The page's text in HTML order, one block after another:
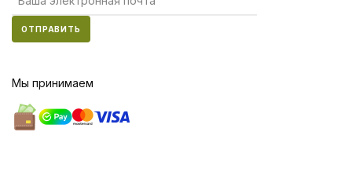
ОТПРАВИТЬ
Мы принимаем